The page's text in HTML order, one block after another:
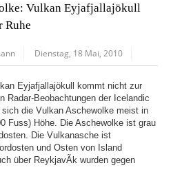
Vulkan Eyjafjallajökull
Ruhe
Dienstag, 18 Mai, 2010
Eyjafjallajökull kommt nicht zur
Radar-Beobachtungen der Icelandic
die Vulkan Aschewolke meist in
Fuss) Höhe. Die Aschewolke ist grau
Die Vulkanasche ist
und Osten von Island
über ReykjavÃ­k wurden gegen